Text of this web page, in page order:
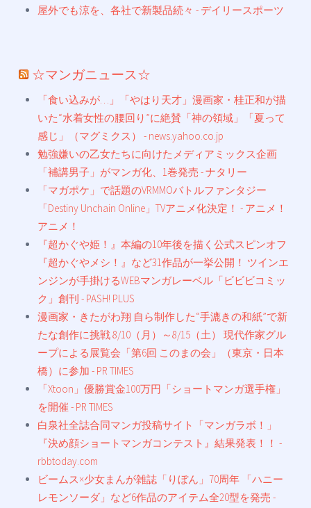
屋外でも涼を、各社で新製品続々 - デイリースポーツ
☆マンガニュース☆
「食い込みが…」「やはり天才」漫画家・桂正和が描
いた“水着女性の腰回り”に絶賛「神の領域」「夏って
感じ」（マグミクス） - news.yahoo.co.jp
勉強嫌いの乙女たちに向けたメディアミックス企画
「補講男子」がマンガ化、1巻発売 - ナタリー
「マガポケ」で話題のVRMMOバトルファンタジー
「Destiny Unchain Online」TVアニメ化決定！ - アニメ！
アニメ！
『超かぐや姫！』本編の10年後を描く公式スピンオフ
『超かぐやメシ！』など31作品が一挙公開！ ツインエ
ンジンが手掛けるWEBマンガレーベル「ビビビコミッ
ク」創刊 - PASH! PLUS
漫画家・きたがわ翔 自ら制作した“手漉きの和紙”で新
たな創作に挑戦 8/10（月）～8/15（土） 現代作家グル
ープによる展覧会「第6回 このまの会」（東京・日本
橋）に参加 - PR TIMES
「Xtoon」優勝賞金100万円「ショートマンガ選手権」
を開催 - PR TIMES
白泉社全誌合同マンガ投稿サイト「マンガラボ！」
『決め顔ショートマンガコンテスト』結果発表！！ -
rbbtoday.com
ビームス×少女まんが雑誌「りぼん」70周年 「ハニー
レモンソーダ」など6作品のアイテム全20型を発売 -